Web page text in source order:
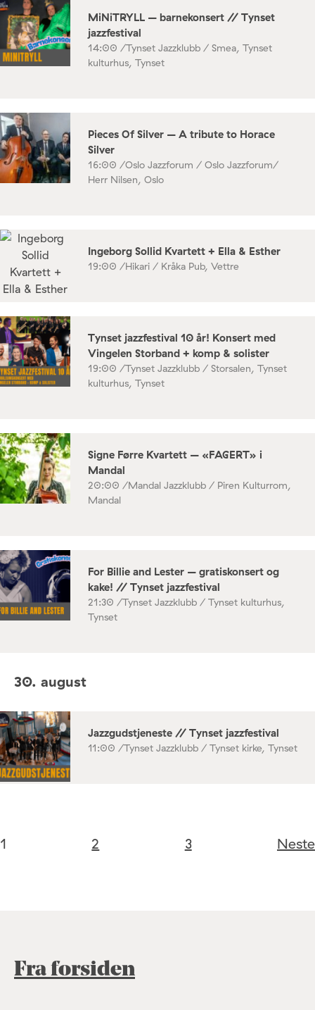
MiNiTRYLL – barnekonsert // Tynset
jazzfestival
14:00 /Tynset Jazzklubb / Smea, Tynset
kulturhus, Tynset
Pieces Of Silver – A tribute to Horace
Silver
16:00 /Oslo Jazzforum / Oslo Jazzforum/
Herr Nilsen, Oslo
Ingeborg Sollid Kvartett + Ella & Esther
19:00 /Hikari / Kråka Pub, Vettre
Tynset jazzfestival 10 år! Konsert med
Vingelen Storband + komp & solister
19:00 /Tynset Jazzklubb / Storsalen, Tynset
kulturhus, Tynset
Signe Førre Kvartett – «FAGERT» i
Mandal
20:00 /Mandal Jazzklubb / Piren Kulturrom,
Mandal
For Billie and Lester – gratiskonsert og
kake! // Tynset jazzfestival
21:30 /Tynset Jazzklubb / Tynset kulturhus,
Tynset
30. august
Jazzgudstjeneste // Tynset jazzfestival
11:00 /Tynset Jazzklubb / Tynset kirke, Tynset
1 2 3 Neste
Fra forsiden